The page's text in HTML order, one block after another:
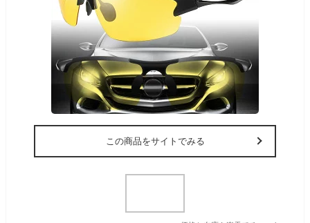
この商品をサイトでみる